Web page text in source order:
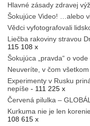
Hlavné zásady zdravej
Šokujúce Video! …alebo
Vědci vyfotografovali
Liečba rakoviny stravou
115 108 x
Šokujúca „pravda“ o
Neuveríte, v čom
Experimenty v Rusku
nepíše - 111 225 x
Červená pilulka –
Kurkuma nie je len
108 615 x